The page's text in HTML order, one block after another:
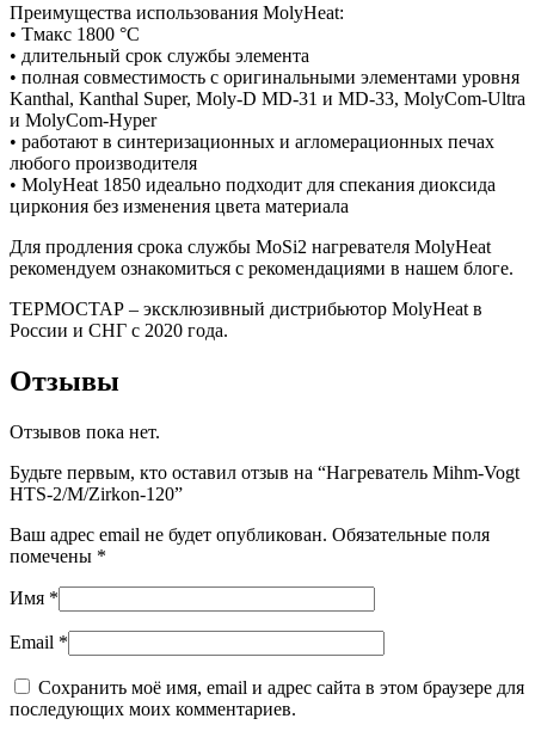
Преимущества использования MolyHeat:
• Тмакс 1800 °С
• длительный срок службы элемента
• полная совместимость с оригинальными элементами уровня
Kanthal, Kanthal Super, Moly-D MD-31 и MD-33, MolyCom-Ultra
и MolyCom-Hyper
• работают в синтеризационных и агломерационных печах
любого производителя
• MolyHeat 1850 идеально подходит для спекания диоксида
циркония без изменения цвета материала
Для продления срока службы MoSi2 нагревателя MolyHeat
рекомендуем ознакомиться с рекомендациями в нашем блоге.
ТЕРМОСТАР – эксклюзивный дистрибьютор MolyHeat в
России и СНГ с 2020 года.
Отзывы
Отзывов пока нет.
Будьте первым, кто оставил отзыв на “Нагреватель Mihm-Vogt
HTS-2/M/Zirkon-120”
Ваш адрес email не будет опубликован. Обязательные поля
помечены *
Имя *
Email *
Сохранить моё имя, email и адрес сайта в этом браузере для
последующих моих комментариев.